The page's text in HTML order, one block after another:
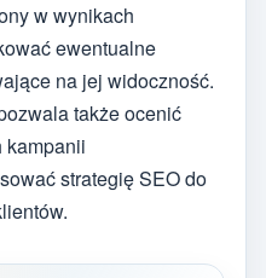
w wynikach
ewentualne
na jej widoczność.
także ocenić
kampanii
strategię SEO do